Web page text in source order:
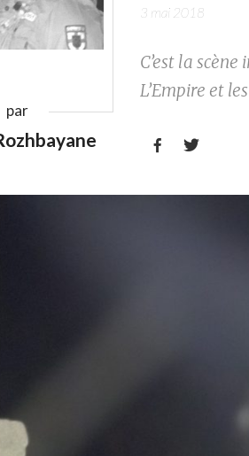
par
3 mai 2018
C’est la
L’Empire et
 